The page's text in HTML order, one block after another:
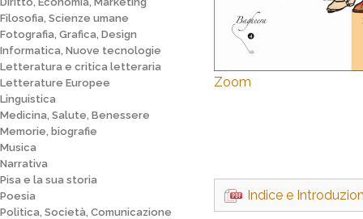
Filosofia, Scienze umane
Fotografia, Grafica, Design
Informatica, Nuove tecnologie
Letteratura e critica letteraria
Letterature Europee
Linguistica
Medicina, Salute, Benessere
Memorie, biografie
Musica
Narrativa
Pisa e la sua storia
Poesia
Politica, Società, Comunicazione
Zoom
Indice e